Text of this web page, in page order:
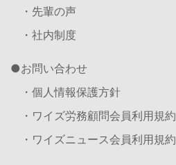
・先輩の声
・社内制度
お問い合わせ
・個人情報保護方針
・ワイズ労務顧問会員利用規約
・ワイズニュース会員利用規約